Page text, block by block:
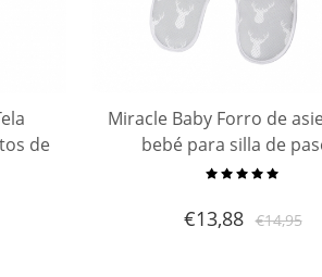
de
Miracle Baby Forro de
bebé para silla de
almohadilla/cojín/forro
cara para silla de paseo y
€13,88 €14,95